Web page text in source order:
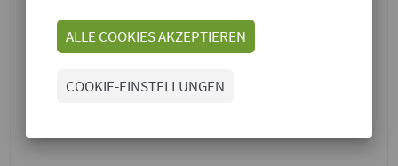
ALLE COOKIES AKZEPTIEREN
COOKIE-EINSTELLUNGEN